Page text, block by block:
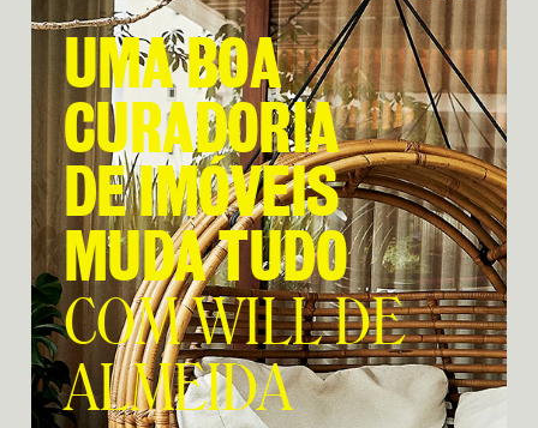
UMABOA
CURADORIA
DEIMÓVEIS
MUDATUDO
COMWILLDE
ALMEIDA